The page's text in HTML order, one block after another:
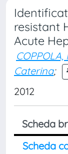
resistant
Acute
Caterina;
2012
Scheda
Scheda